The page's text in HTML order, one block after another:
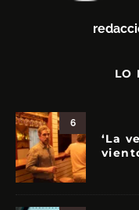
LO
6
‘La